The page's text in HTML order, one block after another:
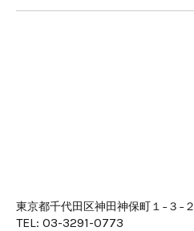
東京都千代田区神田神保町１−３−２
TEL: 03-3291-0773